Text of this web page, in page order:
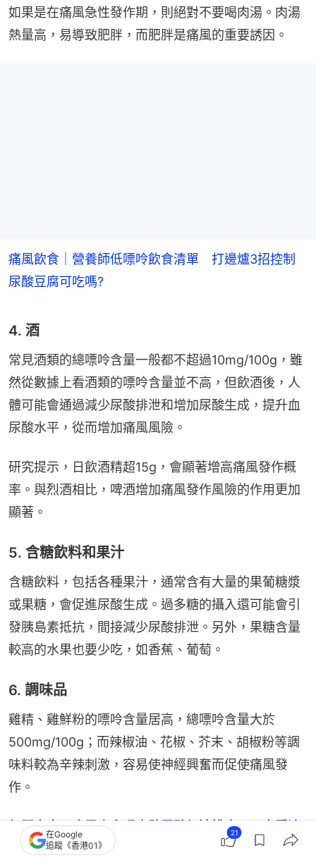
如果是在痛風急性發作期，則絕對不要喝肉湯。肉湯
熱量高，易導致肥胖，而肥胖是痛風的重要誘因。
痛風飲食｜營養師低嘌呤飲食清單 打邊爐3招控制
尿酸豆腐可吃嗎?
4. 酒
常見酒類的總嘌呤含量一般都不超過10mg/100g，雖
然從數據上看酒類的嘌呤含量並不高，但飲酒後，人
體可能會通過減少尿酸排泄和增加尿酸生成，提升血
尿酸水平，從而增加痛風風險。
研究提示，日飲酒精超15g，會顯著增高痛風發作概
率。與烈酒相比，啤酒增加痛風發作風險的作用更加
顯著。
5. 含糖飲料和果汁
含糖飲料，包括各種果汁，通常含有大量的果葡糖漿
或果糖，會促進尿酸生成。過多糖的攝入還可能會引
發胰島素抵抗，間接減少尿酸排泄。另外，果糖含量
較高的水果也要少吃，如香蕉、葡萄。
6. 調味品
雞精、雞鮮粉的嘌呤含量居高，總嘌呤含量大於
500mg/100g；而辣椒油、花椒、芥末、胡椒粉等調
味料較為辛辣刺激，容易使神經興奮而促使痛風發
作。
相關文章：痛風｜多喝水助尿酸加速排出？一文看清
痛風常見症狀、發作部位
在Google
追蹤《香港01》
21